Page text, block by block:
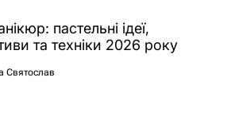
пастельні ідеї,
та техніки 2026 року
Святослав